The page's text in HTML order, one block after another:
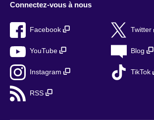
Connectez-vous à nous
Facebook Twitter
YouTube Blog
Instagram TikTok
RSS